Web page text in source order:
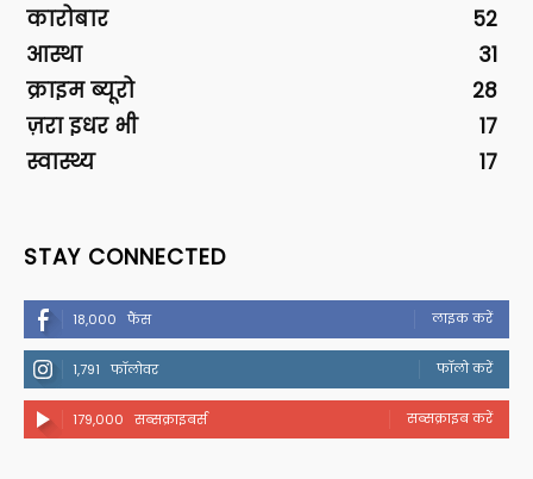
कारोबार
52
आस्था
31
क्राइम ब्यूरो
28
ज़रा इधर भी
17
स्वास्थ्य
17
STAY CONNECTED
18,000 फैंस लाइक करें
1,791 फॉलोवर फॉलो करें
179,000 सब्सक्राइबर्स सब्सक्राइब करें